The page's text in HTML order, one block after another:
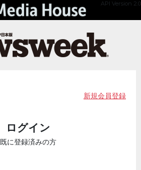
API Version 2.0
新規会員登録
ログイン
既に登録済みの方